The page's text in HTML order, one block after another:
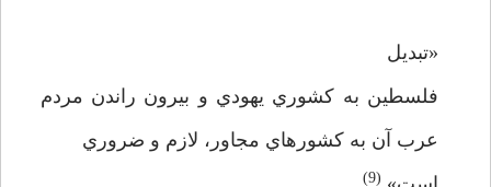
«تبديل
فلسطين به كشوري يهودي و بيرون راندن مردم
عرب آن به كشورهاي مجاور، لازم و ضروري
(9)